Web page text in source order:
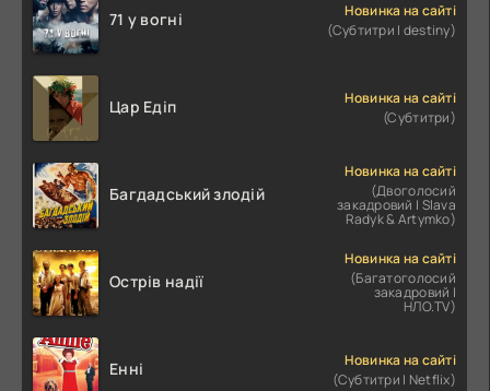
71 у вогні
Новинка на сайті
(Субтитри | destiny)
Цар Едіп
Новинка на сайті
(Субтитри)
Багдадський злодій
Новинка на сайті
(Двоголосий
закадровий | Slava
Radyk & Artymko)
Острів надії
Новинка на сайті
(Багатоголосий
закадровий |
НЛО.TV)
Енні
Новинка на сайті
(Субтитри | Netflix)